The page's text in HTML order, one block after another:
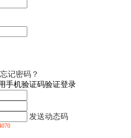
忘记密码？
手机验证码验证登录
发送动态码